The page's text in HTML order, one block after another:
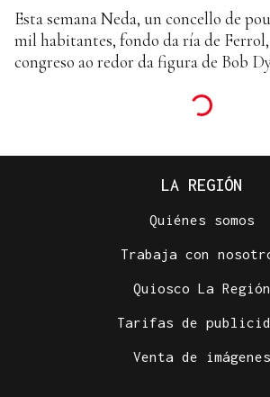
Esta semana Neda, un concello de
mil habitantes, fondo da ría de
congreso ao redor da figura de Bob
LA REGIÓN
Quiénes somos
Trabaja con
Quiosco La Región
Tarifas de
Venta de imágenes